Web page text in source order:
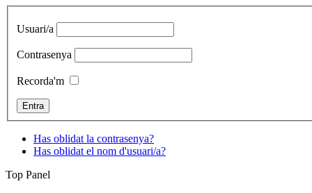
Usuari/a
Contrasenya
Recorda'm
Has oblidat la contrasenya?
Has oblidat el nom d'usuari/a?
Top Panel